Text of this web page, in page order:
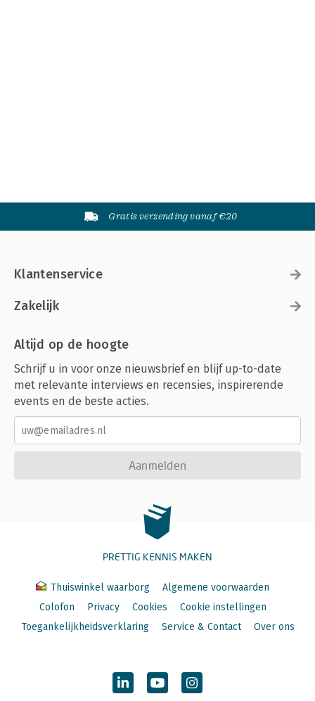
Gratis verzending vanaf €20
Klantenservice
Zakelijk
Altijd op de hoogte
Schrijf u in voor onze nieuwsbrief en blijf up-to-date
met relevante interviews en recensies, inspirerende
events en de beste acties.
Aanmelden
PRETTIG KENNIS MAKEN
Thuiswinkel waarborg
Algemene voorwaarden
Colofon
Privacy Cookies
Cookie instellingen
Toegankelijkheidsverklaring
Service & Contact Over ons